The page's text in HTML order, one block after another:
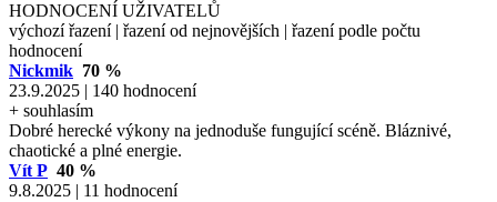
HODNOCENÍ UŽIVATELŮ
výchozí řazení| řazení od nejnovějších | řazení podle počtu
hodnocení
Nickmik 70 %
23.9.2025 | 140 hodnocení
+ souhlasím
Dobré herecké výkony na jednoduše fungující scéně. Bláznivé,
chaotické a plné energie.
Vít P 40 %
9.8.2025 | 11 hodnocení